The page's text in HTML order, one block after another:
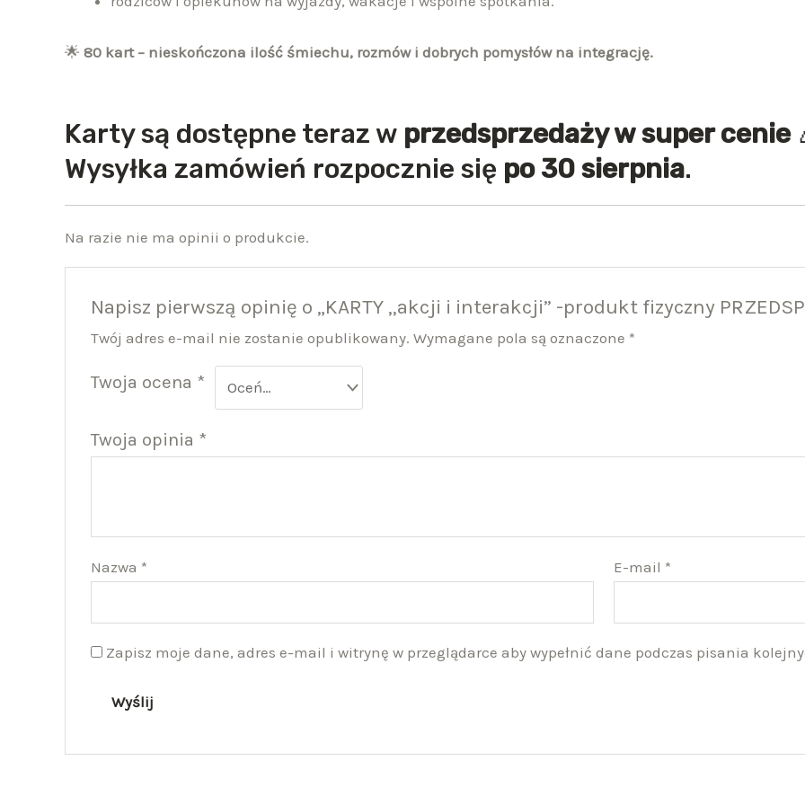
🌟 80 kart – nieskończona ilość śmiechu, rozmów i dobrych pomysłów na integrację.
Karty są dostępne teraz w przedsprzedaży w super cenie
Wysyłka zamówień rozpocznie się po 30 sierpnia.
Na razie nie ma opinii o produkcie.
Napisz pierwszą opinię o „KARTY ,,akcji i interakcji” -produkt fizyczny
Twój adres e-mail nie zostanie opublikowany. Wymagane pola są oznaczone *
Twoja ocena *
Twoja opinia *
Nazwa * E-mail *
Zapisz moje dane, adres e-mail i witrynę w przeglądarce aby wypełnić dane podczas pisania